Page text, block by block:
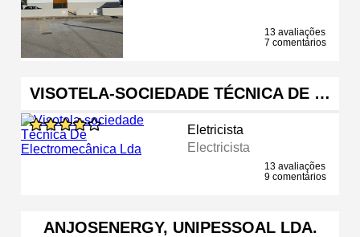
13 avaliações
7 comentários
VISOTELA-SOCIEDADE TÉCNICA DE …
Eletricista
Electricista
13 avaliações
9 comentários
ANJOSENERGY, UNIPESSOAL LDA.